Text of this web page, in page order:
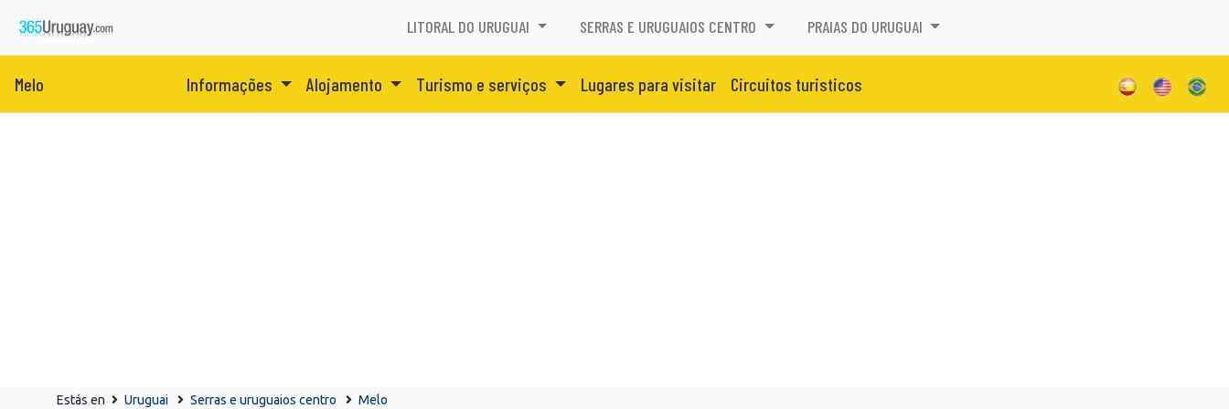
LITORAL DO URUGUAI SERRAS E URUGUAIOS CENTRO PRAIAS DO URUGUAI
Melo Informações Alojamento Turismo e serviços Lugares para visitar Circuitos turisticos
Estás en Uruguai Serras e uruguaios centro Melo